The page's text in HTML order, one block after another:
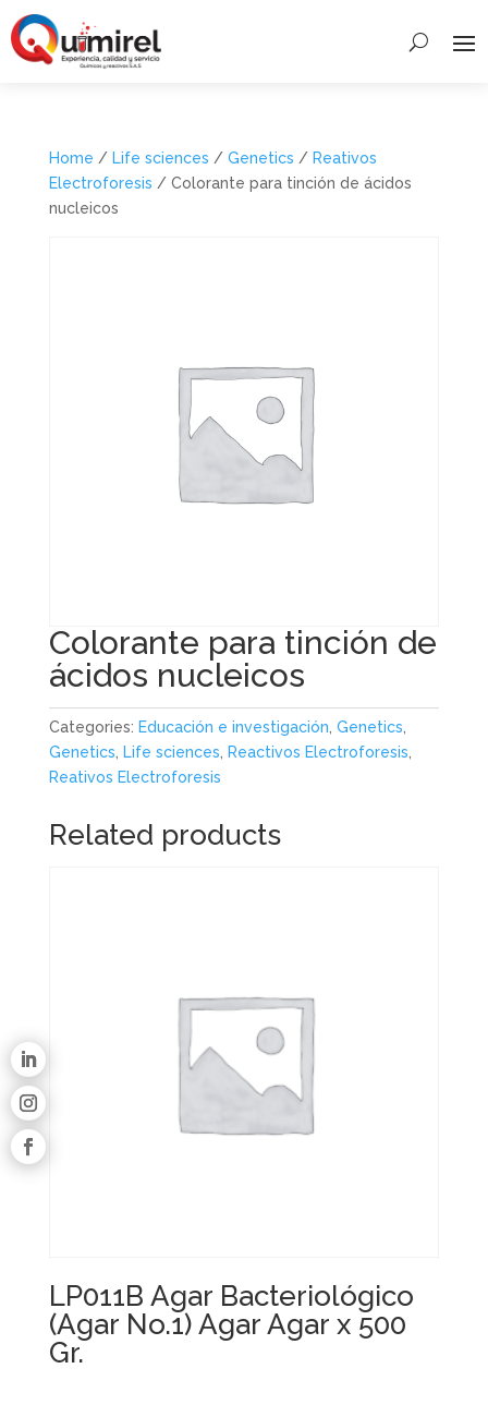
Home / Life sciences / Genetics / Reativos
Electroforesis / Colorante para tinción de ácidos
nucleicos
Colorante para tinción de
ácidos nucleicos
Categories: Educación e investigación, Genetics,
Genetics, Life sciences, Reactivos Electroforesis,
Reativos Electroforesis
Related products
LP011B Agar Bacteriológico
(Agar No.1) Agar Agar x 500
Gr.